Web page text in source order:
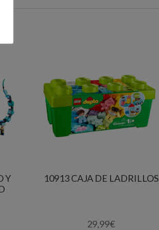
Y
10913 CAJA DE LADRILLOS
29,99€